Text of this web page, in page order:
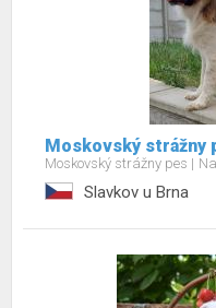
Moskovský strážny
Moskovský strážny pes
Slavkov u Brna